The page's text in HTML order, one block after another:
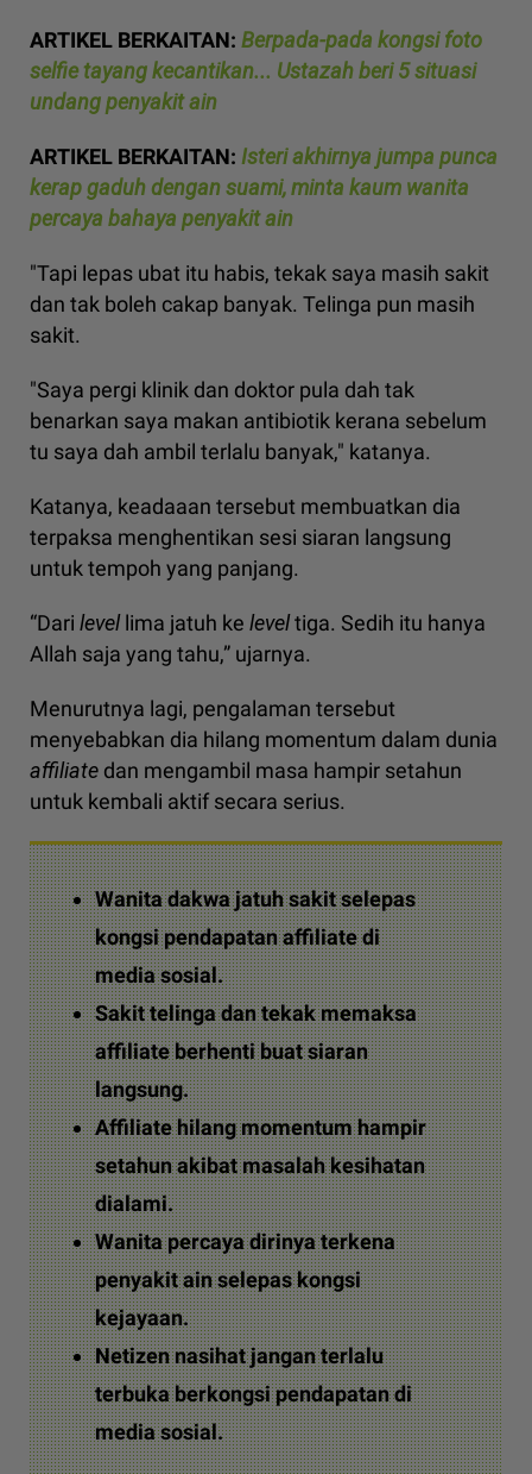
ARTIKEL BERKAITAN: Berpada-pada kongsi foto
selfie tayang kecantikan... Ustazah beri 5 situasi
undang penyakit ain
ARTIKEL BERKAITAN: Isteri akhirnya jumpa punca
kerap gaduh dengan suami, minta kaum wanita
percaya bahaya penyakit ain
"Tapi lepas ubat itu habis, tekak saya masih sakit
dan tak boleh cakap banyak. Telinga pun masih
sakit.
"Saya pergi klinik dan doktor pula dah tak
benarkan saya makan antibiotik kerana sebelum
tu saya dah ambil terlalu banyak," katanya.
Katanya, keadaaan tersebut membuatkan dia
terpaksa menghentikan sesi siaran langsung
untuk tempoh yang panjang.
“Dari levellima jatuh ke leveltiga. Sedih itu hanya
Allah saja yang tahu,” ujarnya.
Menurutnya lagi, pengalaman tersebut
menyebabkan dia hilang momentum dalam dunia
affiliate dan mengambil masa hampir setahun
untuk kembali aktif secara serius.
Wanita dakwa jatuh sakit selepas
kongsi pendapatan affiliate di
media sosial.
Sakit telinga dan tekak memaksa
affiliate berhenti buat siaran
langsung.
Affiliate hilang momentum hampir
setahun akibat masalah kesihatan
dialami.
Wanita percaya dirinya terkena
penyakit ain selepas kongsi
kejayaan.
Netizen nasihat jangan terlalu
terbuka berkongsi pendapatan di
media sosial.